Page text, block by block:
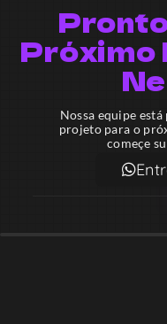
Próximo
Nossa equipe
projeto para o
começe